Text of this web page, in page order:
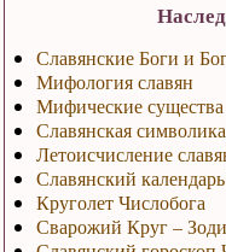
Славянские Боги и
Мифология славян
Мифические существа
Славянская
Летоисчисление
Славянский
Круголет Числобога
Сварожий Круг –